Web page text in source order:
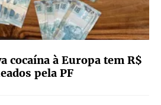
cocaína à Europa tem R$
pela PF